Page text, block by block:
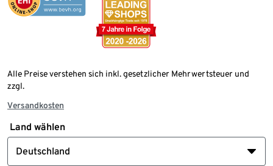
Alle Preise verstehen sich inkl. gesetzlicher Mehrwertsteuer und
zzgl.
Versandkosten
Land wählen
Deutschland